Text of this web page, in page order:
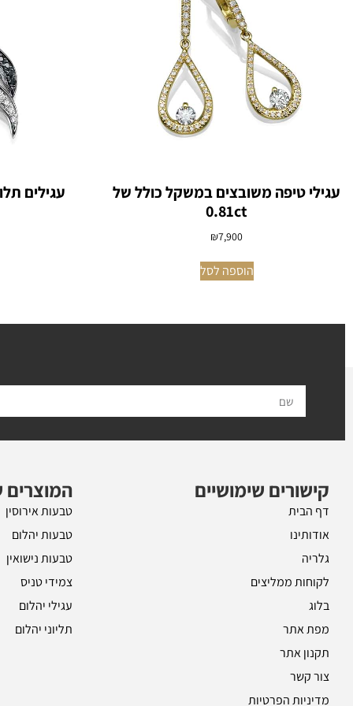
עגילי טיפה משובצים במשקל כולל של
0.81ct
₪7,900
הוספה לסל
עגילים
קישורים שימושיים
דף הבית
אודותינו
גלריה
לקוחות ממליצים
בלוג
מפת אתר
תקנון אתר
צור קשר
מדיניות הפרטיות
המוצרים
טבעות אירוסין
טבעות יהלום
טבעות נישואין
צמידי טניס
עגילי יהלום
תליוני יהלום